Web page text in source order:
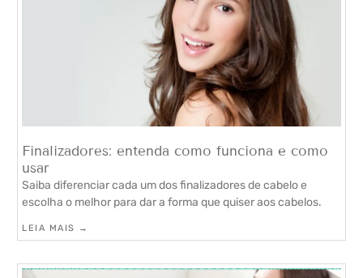
Finalizadores: entenda como funciona e como
usar
Saiba diferenciar cada um dos finalizadores de cabelo e
escolha o melhor para dar a forma que quiser aos cabelos.
LEIA MAIS →